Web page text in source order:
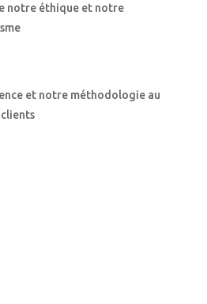
notre éthique et notre
et notre méthodologie au